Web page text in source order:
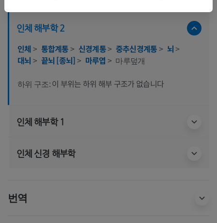
인체 해부학 2
인체> 통합계통> 신경계통> 중추신경계통> 뇌>
대뇌 > 끝뇌 [종뇌]> 마루엽 > 마루덮개
하위 구조: 이 부위는 하위 해부 구조가 없습니다
인체 해부학 1
인체 신경 해부학
번역